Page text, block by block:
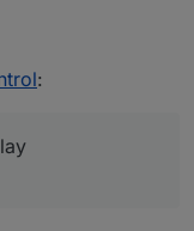
auf einer
und soweit
nicht ganz
über das objekt
: